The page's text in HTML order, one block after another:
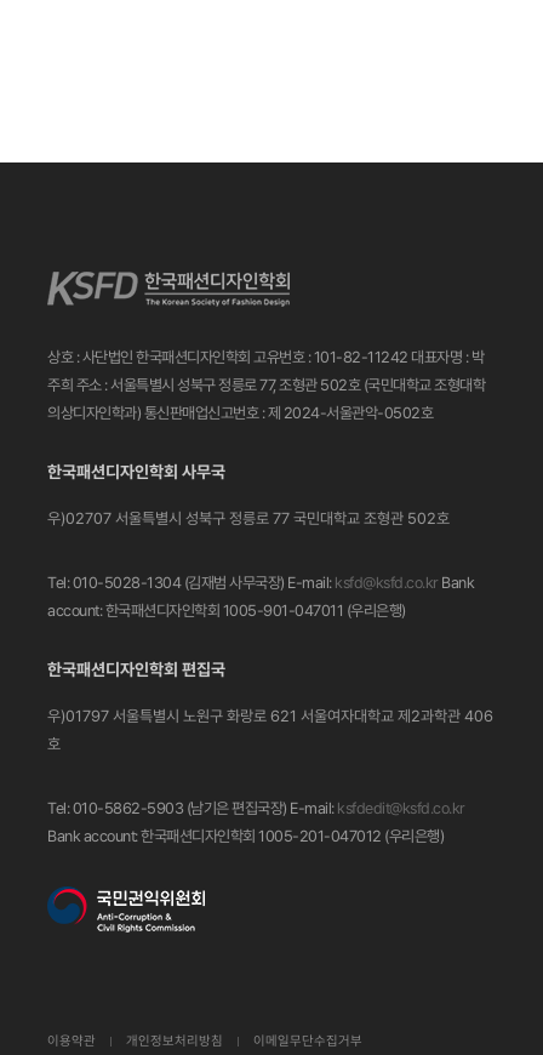
상호 : 사단법인 한국패션디자인학회 고유번호 : 101-82-11242 대표자명 : 박
주희 주소 : 서울특별시 성북구 정릉로 77, 조형관 502호 (국민대학교 조형대학
의상디자인학과) 통신판매업신고번호 : 제 2024-서울관악-0502호
한국패션디자인학회 사무국
우)02707 서울특별시 성북구 정릉로 77 국민대학교 조형관 502호
Tel: 010-5028-1304 (김재범 사무국장) E-mail: ksfd@ksfd.co.kr Bank
account: 한국패션디자인학회 1005-901-047011 (우리은행)
한국패션디자인학회 편집국
우)01797 서울특별시 노원구 화랑로 621 서울여자대학교 제2과학관 406
호
Tel: 010-5862-5903 (남기은 편집국장) E-mail: ksfdedit@ksfd.co.kr
Bank account: 한국패션디자인학회 1005-201-047012 (우리은행)
이용약관 개인정보처리방침 이메일무단수집거부